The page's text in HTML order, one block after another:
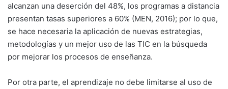
alcanzan una deserción del 48%, los programas a distancia
presentan tasas superiores a 60% (MEN, 2016); por lo que,
se hace necesaria la aplicación de nuevas estrategias,
metodologías y un mejor uso de las TIC en la búsqueda
por mejorar los procesos de enseñanza.
Por otra parte, el aprendizaje no debe limitarse al uso de